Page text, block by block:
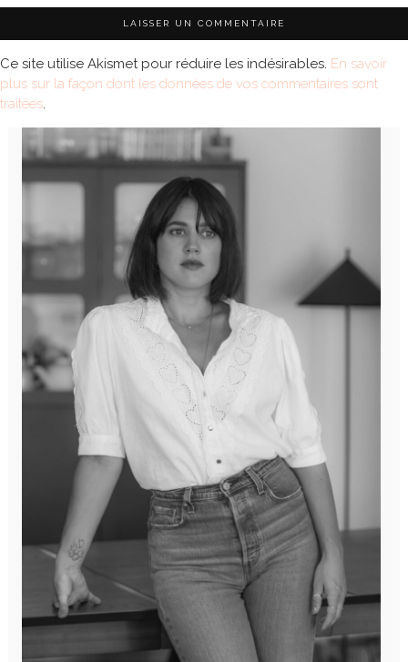
Ce site utilise Akismet pour réduire les indésirables. En savoir
plus sur la façon dont les données de vos commentaires sont
traitées.